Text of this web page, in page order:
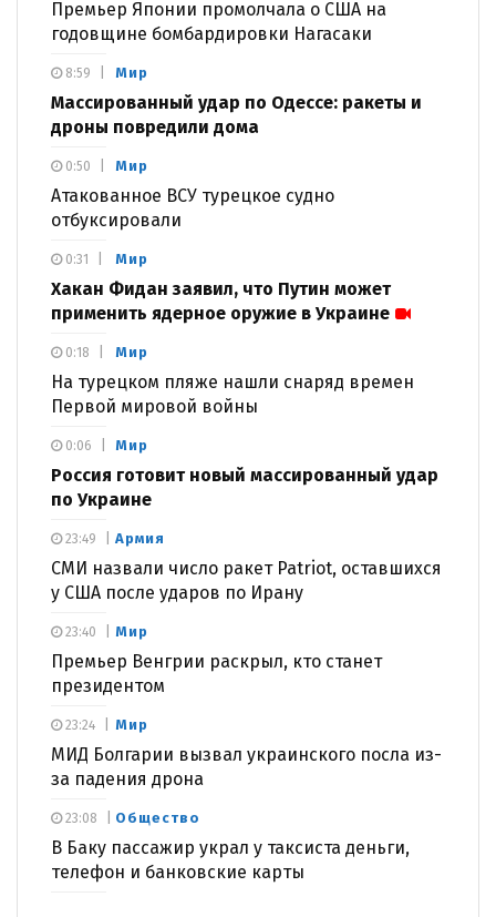
Премьер Японии промолчала о США на
годовщине бомбардировки Нагасаки
Мир
Массированный удар по Одессе: ракеты и
дроны повредили дома
8:59
Мир
Атакованное ВСУ турецкое судно
отбуксировали
0:50
Мир
Хакан Фидан заявил, что Путин может
применить ядерное оружие в Украине
0:31
Мир
На турецком пляже нашли снаряд времен
Первой мировой войны
0:18
Мир
Россия готовит новый массированный удар
по Украине
0:06
Армия
СМИ назвали число ракет Patriot, оставшихся
у США после ударов по Ирану
23:49
Мир
Премьер Венгрии раскрыл, кто станет
президентом
23:40
Мир
МИД Болгарии вызвал украинского посла из-
за падения дрона
23:24
Общество
В Баку пассажир украл у таксиста деньги,
телефон и банковские карты
23:08